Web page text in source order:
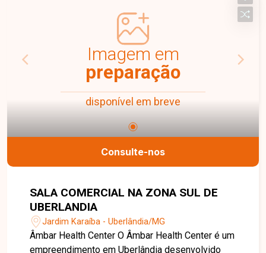
estacionamento, carga e descarga ou operação
logística. Uma oportunidade diferenciada para
negócios de grande porte. Entre em contato para
mais informações e agende uma visita.
Imagem em
preparação
disponível em breve
Consulte-nos
SALA COMERCIAL NA ZONA SUL DE
UBERLANDIA
Jardim Karaíba - Uberlândia/MG
Âmbar Health Center O Âmbar Health Center é um
empreendimento em Uberlândia desenvolvido